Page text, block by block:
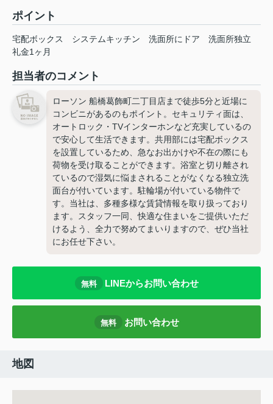
ポイント
宅配ボックス システムキッチン 洗面所にドア
洗面所独立
礼金1ヶ月
担当者のコメント
ローソン 船橋葛飾町二丁目店まで徒歩5分と近場に
コンビニがあるのもポイント。セキュリティ面は、
オートロック・TVインターホンなど充実しているの
で安心して生活できます。共用部には宅配ボックス
を設置しているため、急なお出かけや不在の際にも
荷物を受け取ることができます。浴室と切り離され
ているので湿気に悩まされることがなくなる独立洗
面台が付いています。駐輪場が付いている物件で
す。当社は、多種多様な賃貸情報を取り扱っており
ます。スタッフ一同、快適な住まいをご提供いただ
けるよう、全力で努めてまいりますので、ぜひ当社
にお任せ下さい。
無料 LINEからお問い合わせ
無料 お問い合わせ
地図